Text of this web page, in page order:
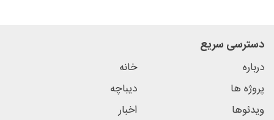
دسترسی سریع
خانه
درباره
دیباچه
پروژه ها
اخبار
ویدئوها